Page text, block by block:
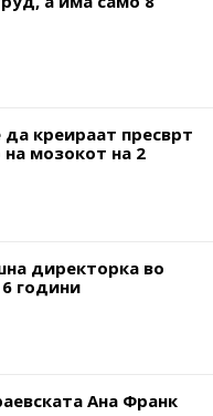
креираат пресврт
мозокот на 2
директорка во
години
Ана Франк